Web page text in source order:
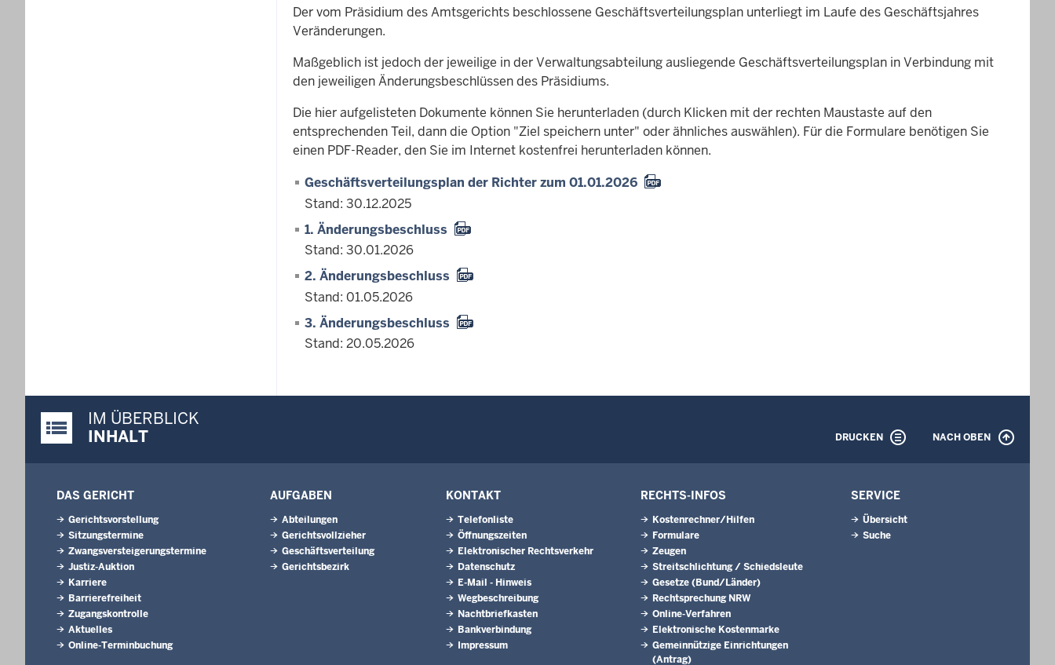
Der vom Präsidium des Amtsgerichts beschlossene Geschäftsverteilungsplan unterliegt im Laufe des Geschäftsjahres
Veränderungen.
Maßgeblich ist jedoch der jeweilige in der Verwaltungsabteilung ausliegende Geschäftsverteilungsplan in Verbindung mit
den jeweiligen Änderungsbeschlüssen des Präsidiums.
Die hier aufgelisteten Dokumente können Sie herunterladen (durch Klicken mit der rechten Maustaste auf den
entsprechenden Teil, dann die Option "Ziel speichern unter" oder ähnliches auswählen). Für die Formulare benötigen Sie
einen PDF-Reader, den Sie im Internet kostenfrei herunterladen können.
Geschäftsverteilungsplan der Richter zum 01.01.2026
Stand: 30.12.2025
1. Änderungsbeschluss
Stand: 30.01.2026
2. Änderungsbeschluss
Stand: 01.05.2026
3. Änderungsbeschluss
Stand: 20.05.2026
Justiz-Portal im Überblick:
IM ÜBERBLICK
INHALT
DRUCKEN NACH OBEN
DAS GERICHT
Gerichtsvorstellung
Sitzungstermine
Zwangsversteigerungs­termine
Justiz-Auktion
Karriere
Barrierefreiheit
Zugangskontrolle
Aktuelles
Online-Terminbuchung
AUFGABEN
Abteilungen
Gerichtsvollzieher
Geschäftsverteilung
Gerichtsbezirk
KONTAKT
Telefonliste
Öffnungszeiten
Elektronischer Rechtsverkehr
Datenschutz
E-Mail - Hinweis
Wegbeschreibung
Nachtbriefkasten
Bankverbindung
Impressum
RECHTS-INFOS
Kostenrechner/Hilfen
Formulare
Zeugen
Streitschlichtung / Schiedsleute
Gesetze (Bund/Länder)
Rechtsprechung NRW
Online-Verfahren
Elektronische Kostenmarke
Gemeinnützige Einrichtungen
(Antrag)
SERVICE
Übersicht
Suche